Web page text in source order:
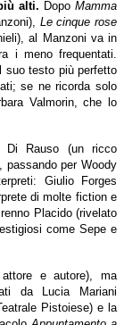
alti. DopoMamma
Le cinque rose
al Manzoni va in
i meno frequentati.
testo più perfetto
se ne ricorda solo
Valmorin, che lo
Di Rauso (un ricco
passando per Woody
Giulio Forges
di molte fiction e
Placido (rivelato
come Sepe e
attore e autore), ma
da Lucia Mariani
Pistoiese) e la